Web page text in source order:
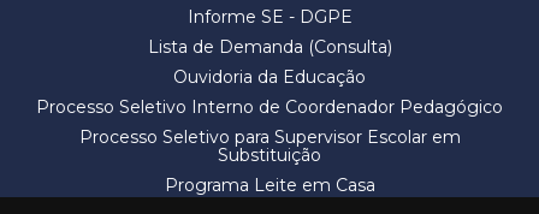
Informe SE - DGPE
Lista de Demanda (Consulta)
Ouvidoria da Educação
Processo Seletivo Interno de Coordenador Pedagógico
Processo Seletivo para Supervisor Escolar em
Substituição
Programa Leite em Casa